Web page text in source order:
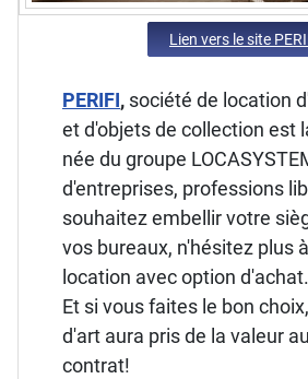
Lien vers le site
PERIFI, société de location
et d'objets de collection est
née du groupe
d'entreprises, professions
souhaitez embellir votre
vos bureaux, n'hésitez plus
location avec option d'achat.
Et si vous faites le bon
d'art aura pris de la valeur
contrat!